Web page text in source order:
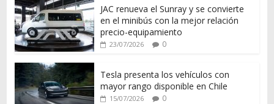
JAC renueva el Sunray y se convierte
en el minibús con la mejor relación
precio-equipamiento
23/07/2026 0
Tesla presenta los vehículos con
mayor rango disponible en Chile
15/07/2026 0